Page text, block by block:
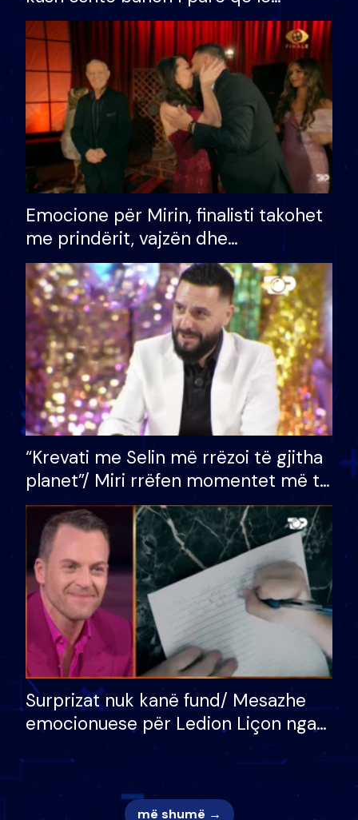
shtëpinë dhe humb mundësinë për
të fituar çmimin e madh
Emocione për Mirin, finalisti takohet
me prindërit, vajzën dhe
bashkëshorten: S’kemi ndonjë letër
divorci apo jo?
“Krevati me Selin më rrëzoi të gjitha
planet”/ Miri rrëfen momentet më të
bukura në shtëpinë e BB VIP: Do më
mungojë zilja e mëngjesit kur…
Surprizat nuk kanë fund/ Mesazhe
emocionuese për Ledion Liçon nga
nëna dhe fëmijët e tij, moderatori
nuk i mban dot lotët: Nuk meritoj…
më shumë →